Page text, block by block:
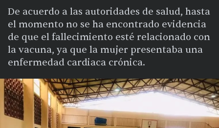
De acuerdo a las autoridades de salud, hasta
el momento no se ha encontrado evidencia
de que el fallecimiento esté relacionado con
la vacuna, ya que la mujer presentaba una
enfermedad cardiaca crónica.